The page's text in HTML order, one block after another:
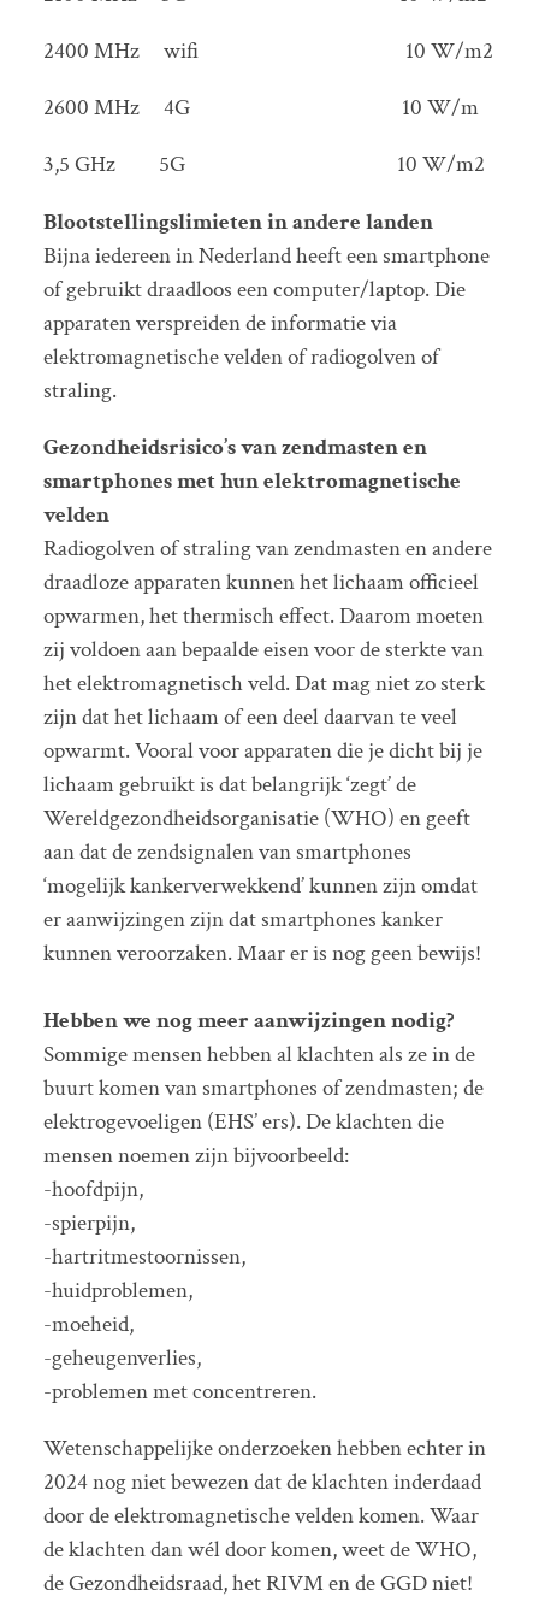
2400 MHz wifi 10 W/m2
2600 MHz 4G 10 W/m
3,5 GHz 5G 10 W/m2
Blootstellingslimieten in andere landen
Bijna iedereen in Nederland heeft een smartphone
of gebruikt draadloos een computer/laptop. Die
apparaten verspreiden de informatie via
elektromagnetische velden of radiogolven of
straling.
Gezondheidsrisico’s van zendmasten en
smartphones met hun elektromagnetische
velden
Radiogolven of straling van zendmasten en andere
draadloze apparaten kunnen het lichaam officieel
opwarmen, het thermisch effect. Daarom moeten
zij voldoen aan bepaalde eisen voor de sterkte van
het elektromagnetisch veld. Dat mag niet zo sterk
zijn dat het lichaam of een deel daarvan te veel
opwarmt. Vooral voor apparaten die je dicht bij je
lichaam gebruikt is dat belangrijk ‘zegt’ de
Wereldgezondheidsorganisatie (WHO) en geeft
aan dat de zendsignalen van smartphones
‘mogelijk kankerverwekkend’ kunnen zijn omdat
er aanwijzingen zijn dat smartphones kanker
kunnen veroorzaken. Maar er is nog geen bewijs!
Hebben we nog meer aanwijzingen nodig?
Sommige mensen hebben al klachten als ze in de
buurt komen van smartphones of zendmasten; de
elektrogevoeligen (EHS’ ers). De klachten die
mensen noemen zijn bijvoorbeeld:
-hoofdpijn,
-spierpijn,
-hartritmestoornissen,
-huidproblemen,
-moeheid,
-geheugenverlies,
-problemen met concentreren.
Wetenschappelijke onderzoeken hebben echter in
2024 nog niet bewezen dat de klachten inderdaad
door de elektromagnetische velden komen. Waar
de klachten dan wél door komen, weet de WHO,
de Gezondheidsraad, het RIVM en de GGD niet!